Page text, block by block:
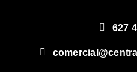
627